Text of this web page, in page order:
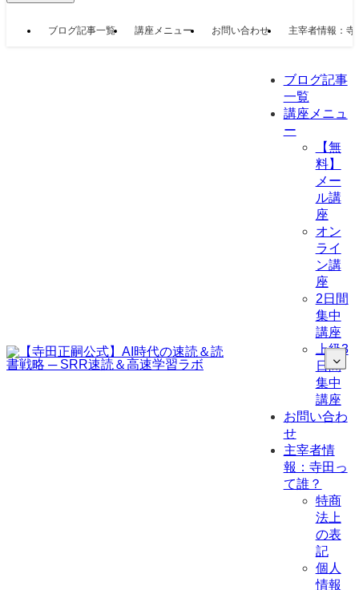
ブログ記事一覧 講座メニュー お問い合わせ 主宰者情報：寺
ブログ記事
一覧
講座メニュ
ー
【無
料】
メー
ル講
座
オン
ライ
ン講
座
2日間
集中
講座
上級3
日間
集中
講座
お問い合わ
せ
主宰者情
報：寺田っ
て誰？
特商
法上
の表
記
個人
情報